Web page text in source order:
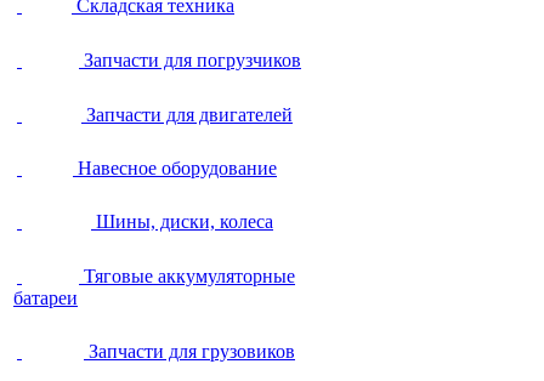
Складская техника
Запчасти для погрузчиков
Запчасти для двигателей
Навесное оборудование
Шины, диски, колеса
Тяговые аккумуляторные
батареи
Запчасти для грузовиков